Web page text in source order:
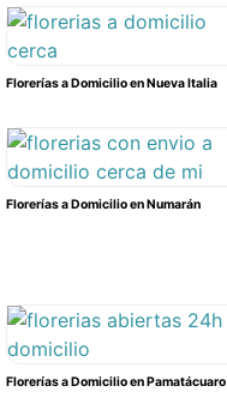
Florerías a Domicilio en Nueva Italia
Florerías a Domicilio en Numarán
Florerías a Domicilio en Pamatácuaro